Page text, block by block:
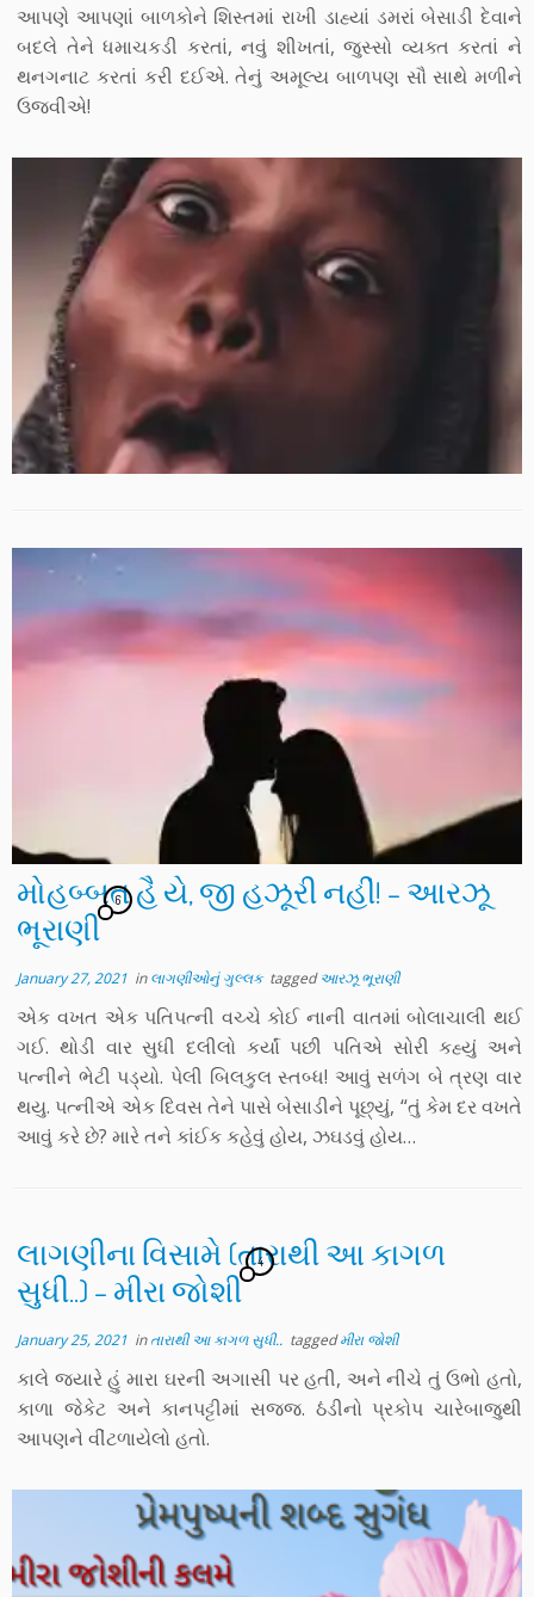
આપણે આપણાં બાળકોને શિસ્તમાં રાખી ડાહ્યાં ડમરાં બેસાડી દેવાને
બદલે તેને ધમાચકડી કરતાં, નવું શીખતાં, જુસ્સો વ્યક્ત કરતાં ને
થનગનાટ કરતાં કરી દઈએ. તેનું અમૂલ્ય બાળપણ સૌ સાથે મળીને
ઉજવીએ!
મોહબ્બત હૈ યે, જી હઝૂરી નહીં! – આરઝૂ
ભૂરાણી
6
January 27, 2021 inલાગણીઓનું ગુલ્લક taggedઆરઝૂ ભૂરાણી
એક વખત એક પતિપત્ની વચ્ચે કોઈ નાની વાતમાં બોલાચાલી થઈ
ગઈ. થોડી વાર સુધી દલીલો કર્યાં પછી પતિએ સોરી કહ્યું અને
પત્નીને ભેટી પડ્યો. પેલી બિલકુલ સ્તબ્ધ! આવું સળંગ બે ત્રણ વાર
થયુ. પત્નીએ એક દિવસ તેને પાસે બેસાડીને પૂછ્યું, “તું કેમ દર વખતે
આવું કરે છે? મારે તને કાંઈક કહેવું હોય, ઝઘડવું હોય…
લાગણીના વિસામે (તારાથી આ કાગળ
સુધી..) – મીરા જોશી
4
January 25, 2021 inતારાથી આ કાગળ સુધી.. taggedમીરા જોશી
કાલે જયારે હું મારા ઘરની અગાસી પર હતી, અને નીચે તું ઉભો હતો,
કાળા જેકેટ અને કાનપટ્ટીમાં સજ્જ. ઠંડીનો પ્રકોપ ચારેબાજુથી
આપણને વીંટળાયેલો હતો.